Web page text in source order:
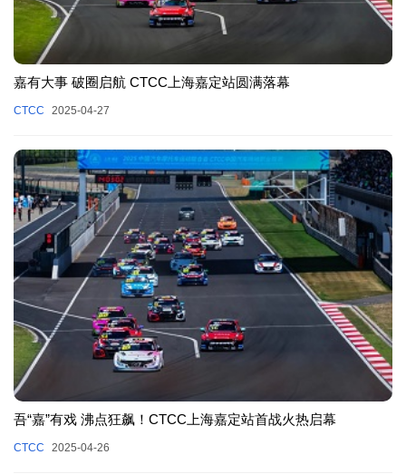
嘉有大事 破圈启航 CTCC上海嘉定站圆满落幕
CTCC 2025-04-27
吾“嘉”有戏 沸点狂飙！CTCC上海嘉定站首战火热启幕
CTCC 2025-04-26